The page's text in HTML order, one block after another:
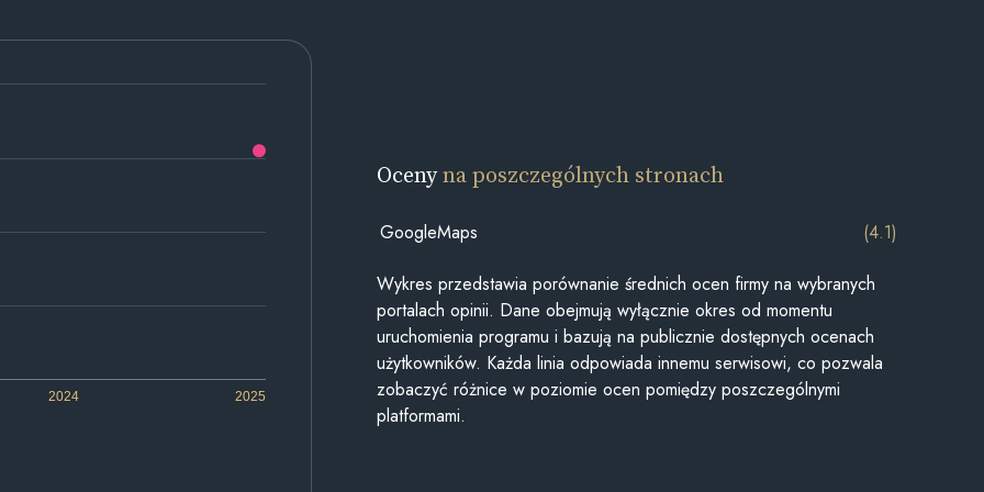
2024 2025
Ocenyna poszczególnych stronach
GoogleMaps (4.1)
Wykres przedstawia porównanie średnich ocen firmy na wybranych
portalach opinii. Dane obejmują wyłącznie okres od momentu
uruchomienia programu i bazują na publicznie dostępnych ocenach
użytkowników. Każda linia odpowiada innemu serwisowi, co pozwala
zobaczyć różnice w poziomie ocen pomiędzy poszczególnymi
platformami.